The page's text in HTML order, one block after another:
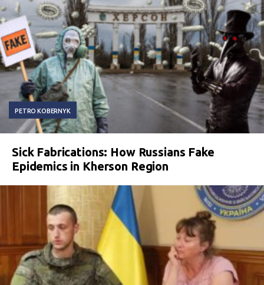
PETRO KOBERNYK
Sick Fabrications: How Russians Fake
Epidemics in Kherson Region